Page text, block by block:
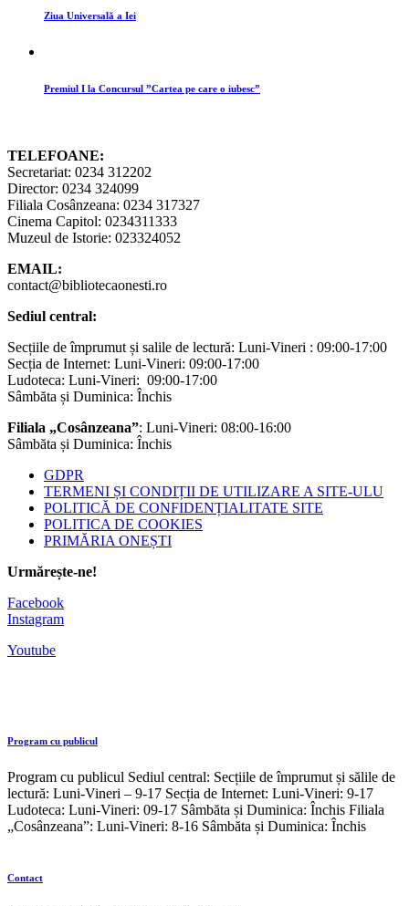
Ziua Universală a Iei
Premiul I la Concursul ”Cartea pe care o iubesc”
TELEFOANE:
Secretariat: 0234 312202
Director: 0234 324099
Filiala Cosânzeana: 0234 317327
Cinema Capitol: 0234311333
Muzeul de Istorie: 023324052
EMAIL:
contact@bibliotecaonesti.ro
Sediul central:
Secțiile de împrumut și salile de lectură: Luni-Vineri : 09:00-17:00
Secția de Internet: Luni-Vineri: 09:00-17:00
Ludoteca: Luni-Vineri: 09:00-17:00
Sâmbăta și Duminica: Închis
Filiala „Cosânzeana”: Luni-Vineri: 08:00-16:00
Sâmbăta și Duminica: Închis
GDPR
TERMENI ȘI CONDIȚII DE UTILIZARE A SITE-ULU
POLITICĂ DE CONFIDENȚIALITATE SITE
POLITICA DE COOKIES
PRIMĂRIA ONEȘTI
Urmărește-ne!
Facebook
Instagram
Youtube
Program cu publicul
Program cu publicul Sediul central: Secțiile de împrumut și sălile de
lectură: Luni-Vineri – 9-17 Secția de Internet: Luni-Vineri: 9-17
Ludoteca: Luni-Vineri: 09-17 Sâmbăta și Duminica: Închis Filiala
„Cosânzeana”: Luni-Vineri: 8-16 Sâmbăta și Duminica: Închis
Contact